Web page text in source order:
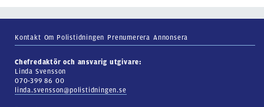
Kontakt Om Polistidningen Prenumerera Annonsera
Chefredaktör och ansvarig utgivare:
Linda Svensson
070-399 86 00
linda.svensson@polistidningen.se